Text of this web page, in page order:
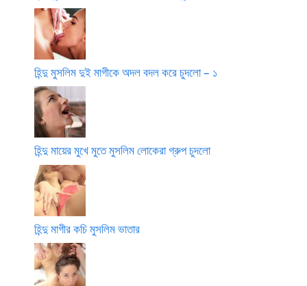
হিন্দু মুসলিম দুই মাগীকে অদল বদল করে চুদলো – ১
হিন্দু মায়ের মুখে মুতে মুসলিম লোকেরা গ্রুপ চুদলো
হিন্দু মাগীর কচি মুসলিম ভাতার